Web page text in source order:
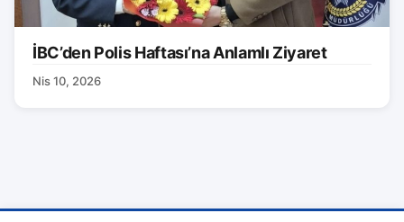
İBC’den Polis Haftası’na Anlamlı Ziyaret
Nis 10, 2026